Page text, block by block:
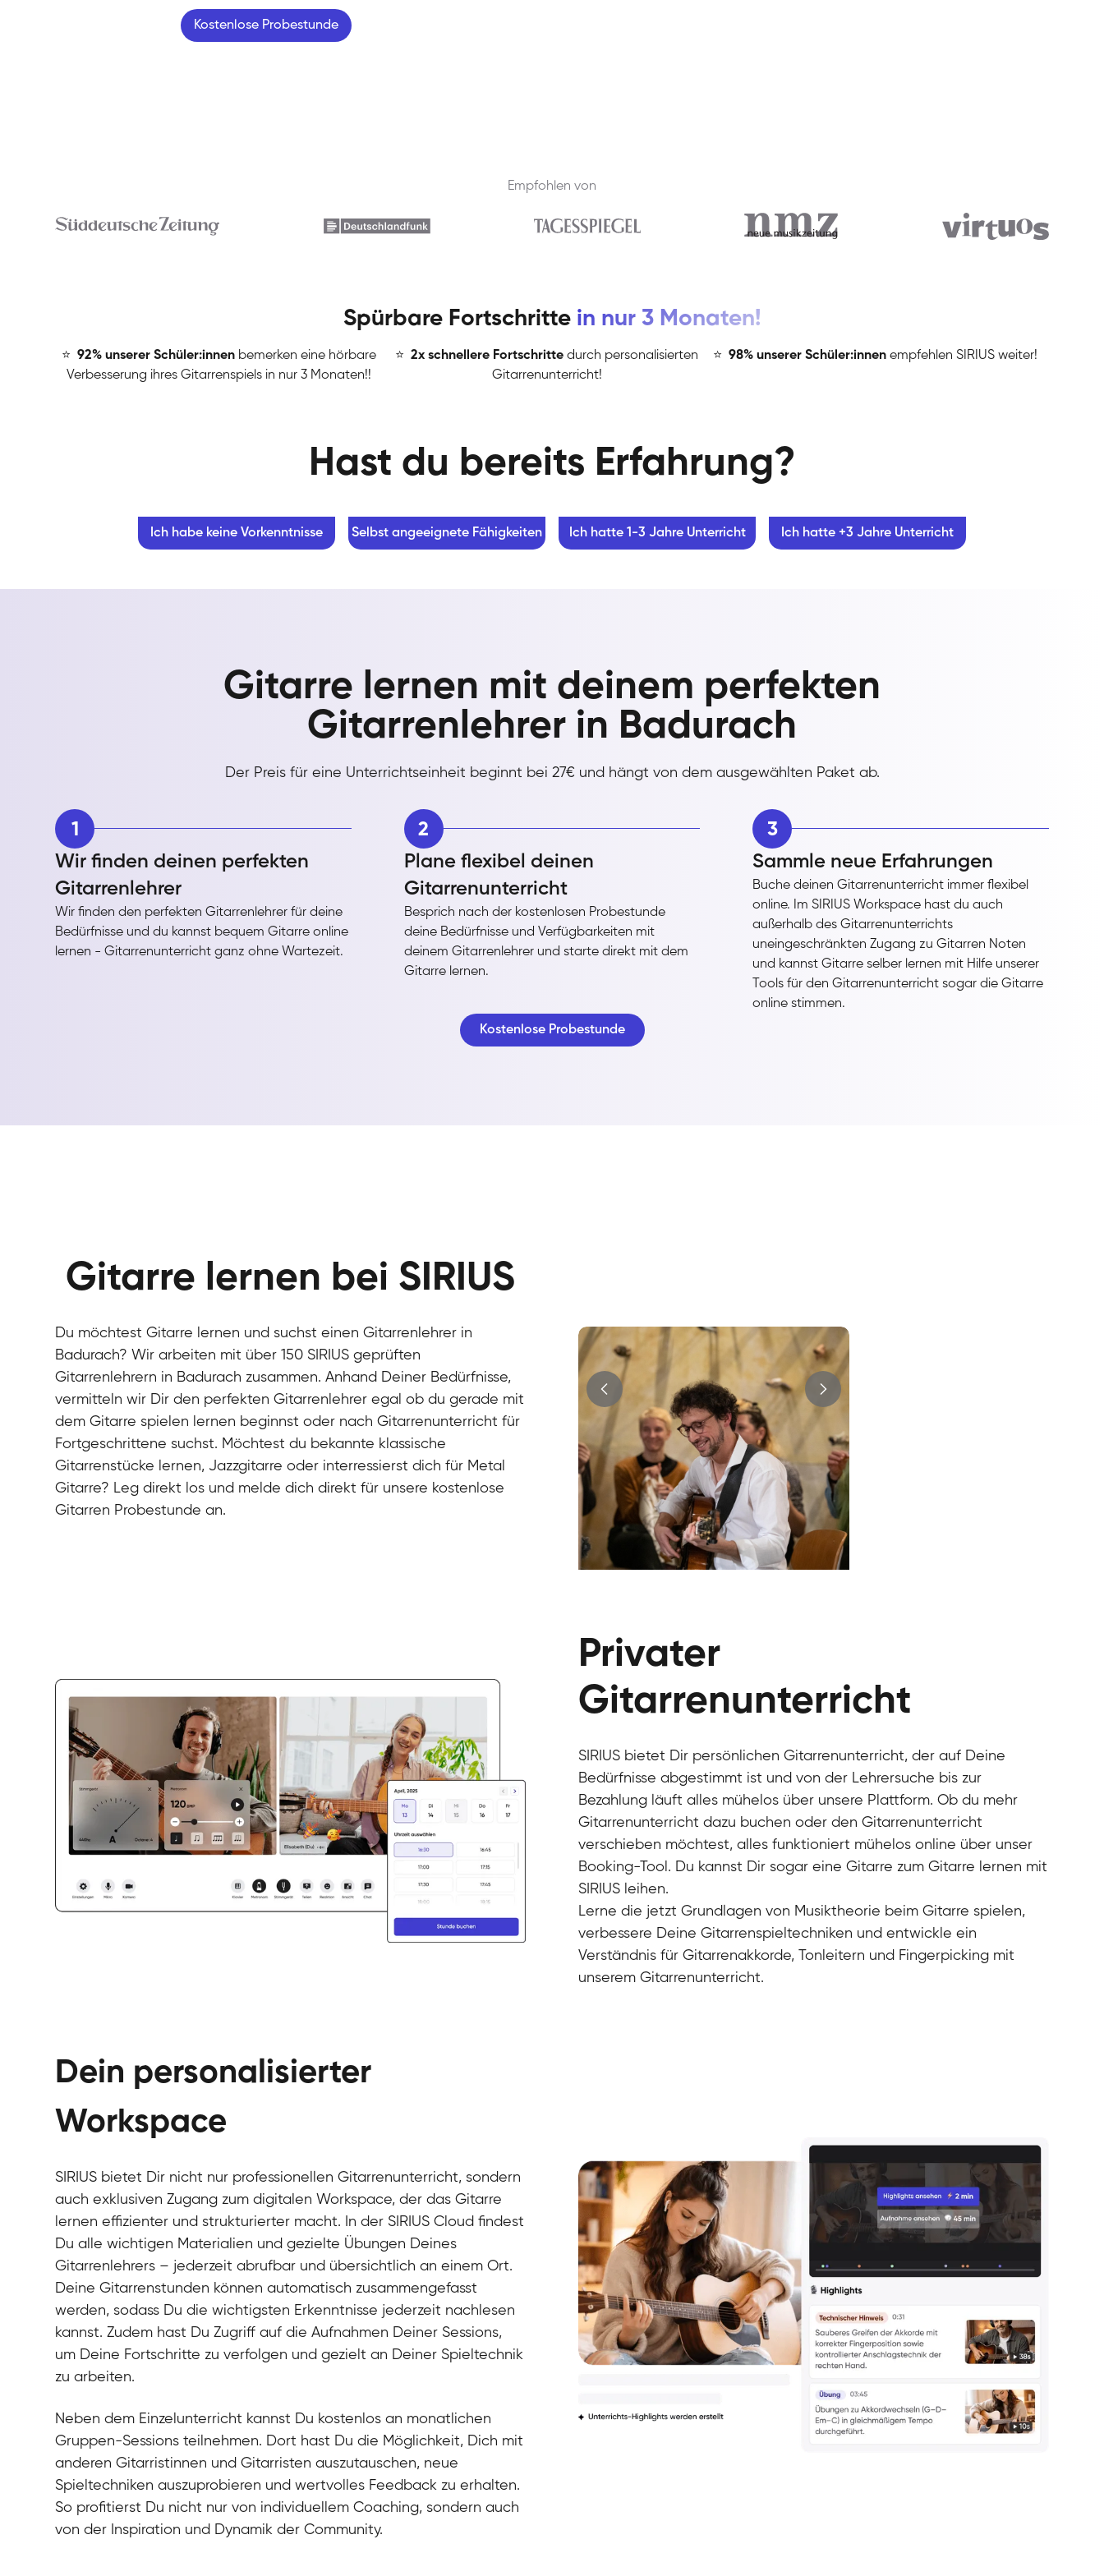
Kostenlose Probestunde
Empfohlen von
Spürbare Fortschritte in nur 3 Monaten!
⭐ ️92% unserer Schüler:innen bemerken eine hörbare
Verbesserung ihres Gitarrenspiels in nur 3 Monaten!!
⭐ ️2x schnellere Fortschritte durch personalisierten
Gitarrenunterricht!
⭐ 98% unserer Schüler:innen empfehlen SIRIUS weiter!
Hast du bereits Erfahrung?
Ich habe keine Vorkenntnisse Selbst angeeignete Fähigkeiten Ich hatte 1-3 Jahre Unterricht Ich hatte +3 Jahre Unterricht
Gitarre lernen mit deinem perfekten
Gitarrenlehrer in Badurach
Der Preis für eine Unterrichtseinheit beginnt bei 27€ und hängt von dem ausgewählten Paket ab.
1
Wir finden deinen perfekten
Gitarrenlehrer
Wir finden den perfekten Gitarrenlehrer für deine
Bedürfnisse und du kannst bequem Gitarre online
lernen - Gitarrenunterricht ganz ohne Wartezeit.
2
Plane flexibel deinen
Gitarrenunterricht
Besprich nach der kostenlosen Probestunde
deine Bedürfnisse und Verfügbarkeiten mit
deinem Gitarrenlehrer und starte direkt mit dem
Gitarre lernen.
3
Sammle neue Erfahrungen
Buche deinen Gitarrenunterricht immer flexibel
online. Im SIRIUS Workspace hast du auch
außerhalb des Gitarrenunterrichts
uneingeschränkten Zugang zu Gitarren Noten
und kannst Gitarre selber lernen mit Hilfe unserer
Tools für den Gitarrenunterricht sogar die Gitarre
online stimmen.
Kostenlose Probestunde
Gitarre lernen bei SIRIUS
Du möchtest Gitarre lernen und suchst einen Gitarrenlehrer in
Badurach? Wir arbeiten mit über 150 SIRIUS geprüften
Gitarrenlehrern in Badurach zusammen. Anhand Deiner Bedürfnisse,
vermitteln wir Dir den perfekten Gitarrenlehrer egal ob du gerade mit
dem Gitarre spielen lernen beginnst oder nach Gitarrenunterricht für
Fortgeschrittene suchst. Möchtest du bekannte klassische
Gitarrenstücke lernen, Jazzgitarre oder interressierst dich für Metal
Gitarre? Leg direkt los und melde dich direkt für unsere kostenlose
Gitarren Probestunde an.
Gitarre
Sandra
E-Gitarre
Timon
Gitarre
Nazanin
Gitarre
Parijat Sikder
E-Gitarre
Frank
Gitarre
Privater
Gitarrenunterricht
SIRIUS bietet Dir persönlichen Gitarrenunterricht, der auf Deine
Bedürfnisse abgestimmt ist und von der Lehrersuche bis zur
Bezahlung läuft alles mühelos über unsere Plattform. Ob du mehr
Gitarrenunterricht dazu buchen oder den Gitarrenunterricht
verschieben möchtest, alles funktioniert mühelos online über unser
Booking-Tool. Du kannst Dir sogar eine Gitarre zum Gitarre lernen mit
SIRIUS leihen.
Lerne die jetzt Grundlagen von Musiktheorie beim Gitarre spielen,
verbessere Deine Gitarrenspieltechniken und entwickle ein
Verständnis für Gitarrenakkorde, Tonleitern und Fingerpicking mit
unserem Gitarrenunterricht.
Dein personalisierter
Workspace
SIRIUS bietet Dir nicht nur professionellen Gitarrenunterricht, sondern
auch exklusiven Zugang zum digitalen Workspace, der das Gitarre
lernen effizienter und strukturierter macht. In der SIRIUS Cloud findest
Du alle wichtigen Materialien und gezielte Übungen Deines
Gitarrenlehrers – jederzeit abrufbar und übersichtlich an einem Ort.
Deine Gitarrenstunden können automatisch zusammengefasst
werden, sodass Du die wichtigsten Erkenntnisse jederzeit nachlesen
kannst. Zudem hast Du Zugriff auf die Aufnahmen Deiner Sessions,
um Deine Fortschritte zu verfolgen und gezielt an Deiner Spieltechnik
zu arbeiten.
Neben dem Einzelunterricht kannst Du kostenlos an monatlichen
Gruppen-Sessions teilnehmen. Dort hast Du die Möglichkeit, Dich mit
anderen Gitarristinnen und Gitarristen auszutauschen, neue
Spieltechniken auszuprobieren und wertvolles Feedback zu erhalten.
So profitierst Du nicht nur von individuellem Coaching, sondern auch
von der Inspiration und Dynamik der Community.